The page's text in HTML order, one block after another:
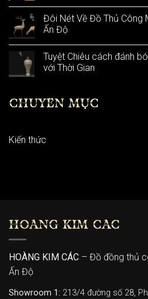
Đôi Nét Về Đồ Thủ Công
Ấn Độ
Tuyệt Chiêu cách đánh
với Thời Gian
CHUYÊN MỤC
Kiến thức
HOÀNG KIM CÁC
HOÀNG KIM CÁC – Đồ đồng thủ
Ấn Độ
Showroom 1: 213/4 đường số 28,